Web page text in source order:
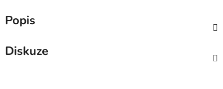
Popis
Diskuze